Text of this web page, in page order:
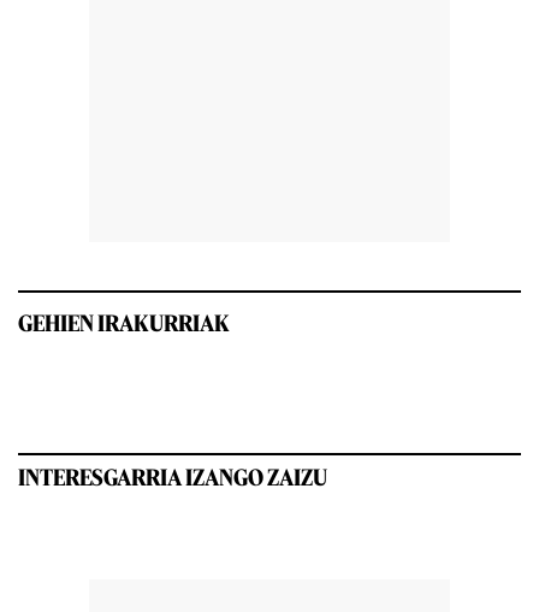
GEHIEN IRAKURRIAK
INTERESGARRIA IZANGO ZAIZU